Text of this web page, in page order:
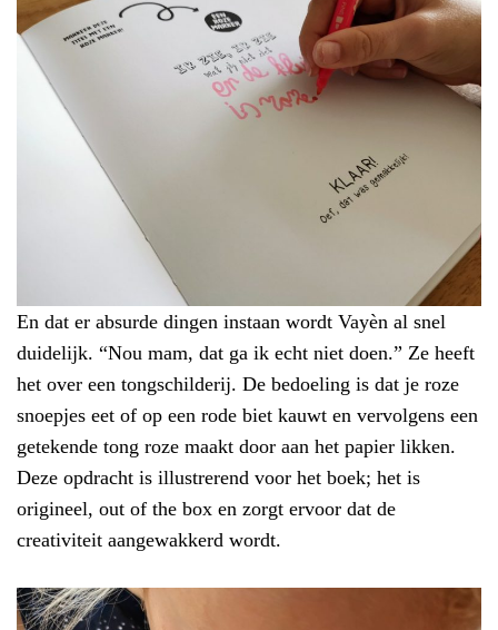
En dat er absurde dingen instaan wordt Vayèn al snel
duidelijk. “Nou mam, dat ga ik echt niet doen.” Ze heeft
het over een tongschilderij. De bedoeling is dat je roze
snoepjes eet of op een rode biet kauwt en vervolgens een
getekende tong roze maakt door aan het papier likken.
Deze opdracht is illustrerend voor het boek; het is
origineel, out of the box en zorgt ervoor dat de
creativiteit aangewakkerd wordt.